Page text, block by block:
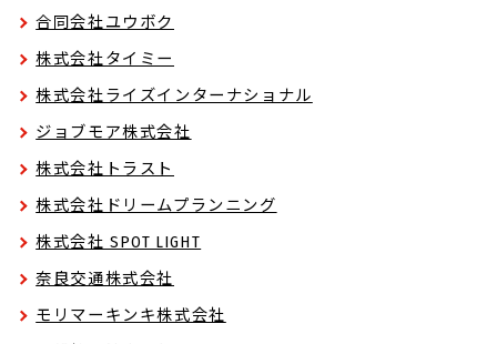
合同会社ユウボク
株式会社タイミー
株式会社ライズインターナショナル
ジョブモア株式会社
株式会社トラスト
株式会社ドリームプランニング
株式会社 SPOT LIGHT
奈良交通株式会社
モリマーキンキ株式会社